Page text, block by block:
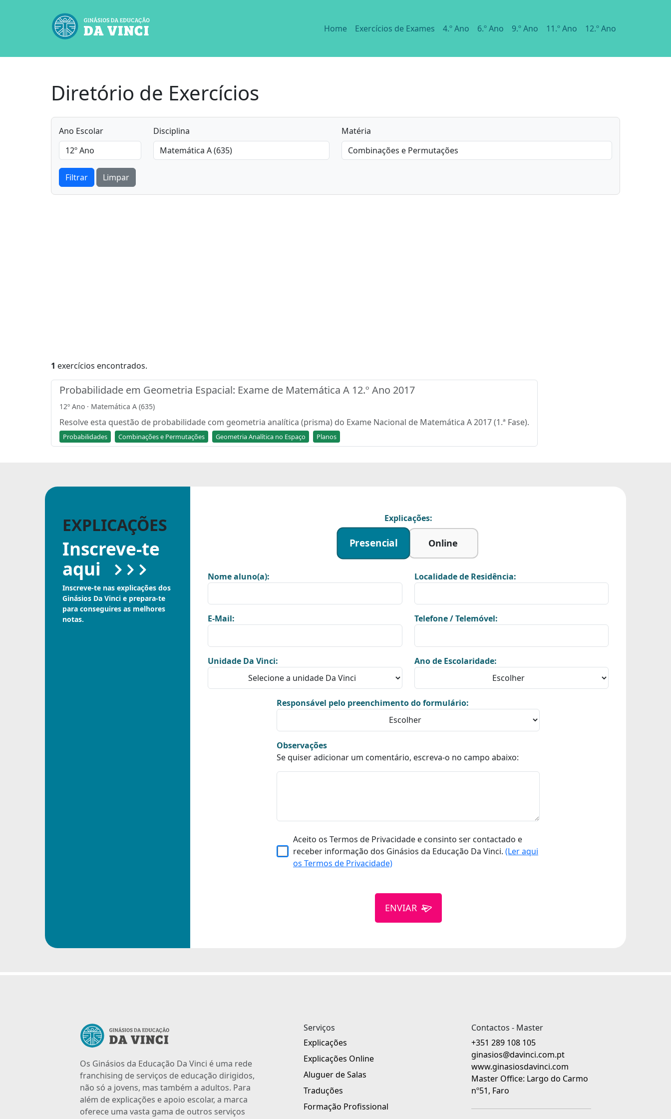
Home Exercícios de Exames 4.º Ano 6.º Ano 9.º Ano 11.º Ano 12.º Ano
Diretório de Exercícios
Ano Escolar Disciplina Matéria
Filtrar Limpar
1 exercícios encontrados.
Probabilidade em Geometria Espacial: Exame de Matemática A 12.º Ano 2017
12º Ano · Matemática A (635)
Resolve esta questão de probabilidade com geometria analítica (prisma) do Exame Nacional de Matemática A 2017 (1.ª Fase).
Probabilidades Combinações e Permutações Geometria Analítica no Espaço Planos
EXPLICAÇÕES
Inscreve-te
aqui
Inscreve-te nas explicações dos
Ginásios Da Vinci e prepara-te
para conseguires as melhores
notas.
Explicações:
Presencial Online
Nome aluno(a): Localidade de Residência:
E-Mail: Telefone / Telemóvel:
Unidade Da Vinci: Ano de Escolaridade:
Responsável pelo preenchimento do formulário:
Observações
Se quiser adicionar um comentário, escreva-o no campo abaixo:
Aceito os Termos de Privacidade e consinto ser contactado e
receber informação dos Ginásios da Educação Da Vinci.(Ler aqui
os Termos de Privacidade)
ENVIAR
Os Ginásios da Educação Da Vinci é uma rede
franchising de serviços de educação dirigidos,
não só a jovens, mas também a adultos. Para
além de explicações e apoio escolar, a marca
oferece uma vasta gama de outros serviços
Serviços
Explicações
Explicações Online
Aluguer de Salas
Traduções
Formação Profissional
Contactos - Master
+351 289 108 105
ginasios@davinci.com.pt
www.ginasiosdavinci.com
Master Office: Largo do Carmo
nº51, Faro